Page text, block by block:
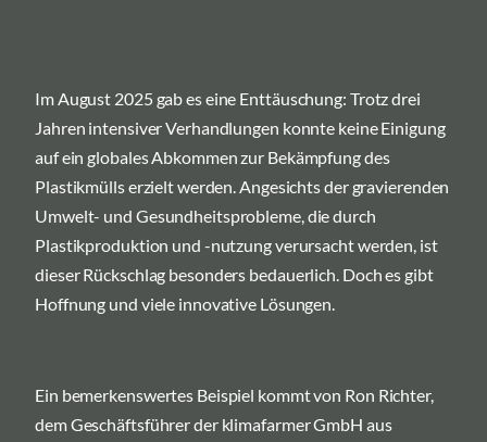
Im August 2025 gab es eine Enttäuschung: Trotz drei
Jahren intensiver Verhandlungen konnte keine Einigung
auf ein globales Abkommen zur Bekämpfung des
Plastikmülls erzielt werden. Angesichts der gravierenden
Umwelt- und Gesundheitsprobleme, die durch
Plastikproduktion und -nutzung verursacht werden, ist
dieser Rückschlag besonders bedauerlich. Doch es gibt
Hoffnung und viele innovative Lösungen.
Ein bemerkenswertes Beispiel kommt von Ron Richter,
dem Geschäftsführer der klimafarmer GmbH aus